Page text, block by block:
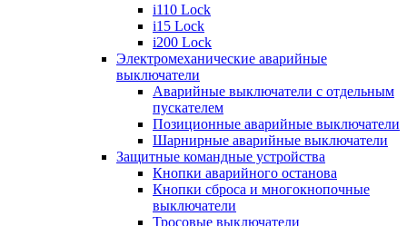
i110 Lock
i15 Lock
i200 Lock
Электромеханические аварийные
выключатели
Аварийные выключатели с отдельным
пускателем
Позиционные аварийные выключатели
Шарнирные аварийные выключатели
Защитные командные устройства
Кнопки аварийного останова
Кнопки сброса и многокнопочные
выключатели
Тросовые выключатели